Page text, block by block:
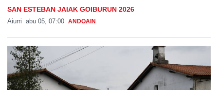
SAN ESTEBAN JAIAK GOIBURUN 2026
Aiurri abu 05, 07:00 ANDOAIN